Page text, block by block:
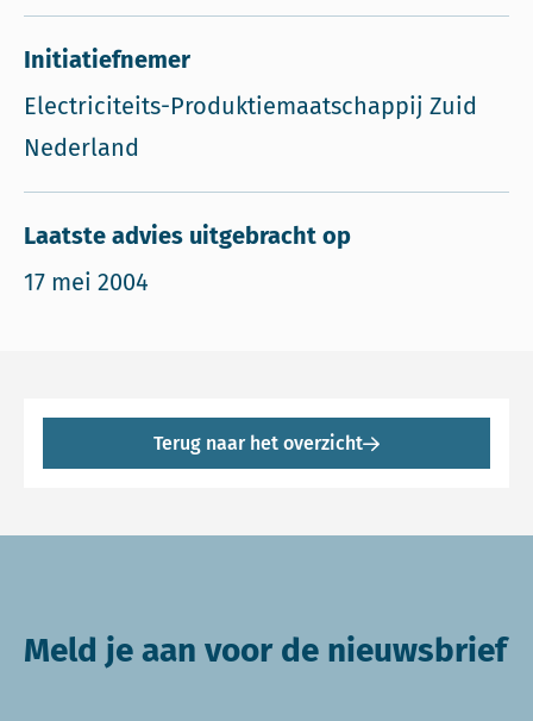
Initiatiefnemer
Electriciteits-Produktiemaatschappij Zuid
Nederland
Laatste advies uitgebracht op
17 mei 2004
Terug naar het overzicht
Meld je aan voor de nieuwsbrief